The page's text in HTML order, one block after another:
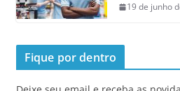
19 de junho
Fique por dentro